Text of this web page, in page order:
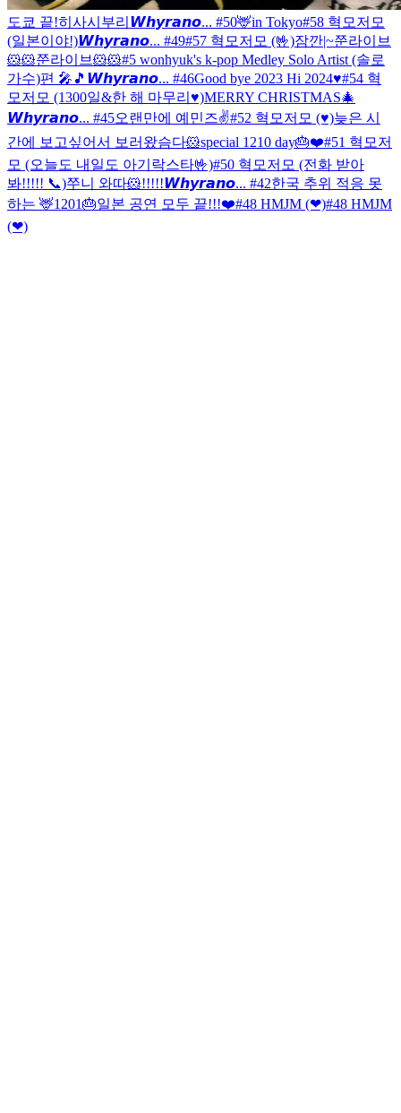
도쿄 끝!히사시부리 𝙒𝙝𝙮𝙧𝙖𝙣𝙤... #50🦌in Tokyo#58 혁모저모
(일본이야!)𝙒𝙝𝙮𝙧𝙖𝙣𝙤... #49#57 혁모저모 (🤟)잠깐|~쭌라이브
🐹🐹쭌라이브🐹🐹#5 wonhyuk's k-pop Medley Solo Artist (솔로
가수)편 🎤🎵 𝙒𝙝𝙮𝙧𝙖𝙣𝙤... #46Good bye 2023 Hi 2024♥#54 혁
모저모 (1300일&한 해 마무리♥)MERRY CHRISTMAS🎄
𝙒𝙝𝙮𝙧𝙖𝙣𝙤... #45오랜만에 예민즈✌️#52 혁모저모 (♥)늦은 시
간에 보고싶어서 보러왔슴다🐹special 1210 day🎂❤️#51 혁모저
모 (오늘도 내일도 아기락스타🤟)#50 혁모저모 (전화 받아
봐!!!!! 📞)쭈니 와따🐹!!!!!𝙒𝙝𝙮𝙧𝙖𝙣𝙤... #42한국 추위 적응 못
하는 🦌1201🎂일본 공연 모두 끝!!!❤️#48 HMJM (❤)#48 HMJM
(❤)